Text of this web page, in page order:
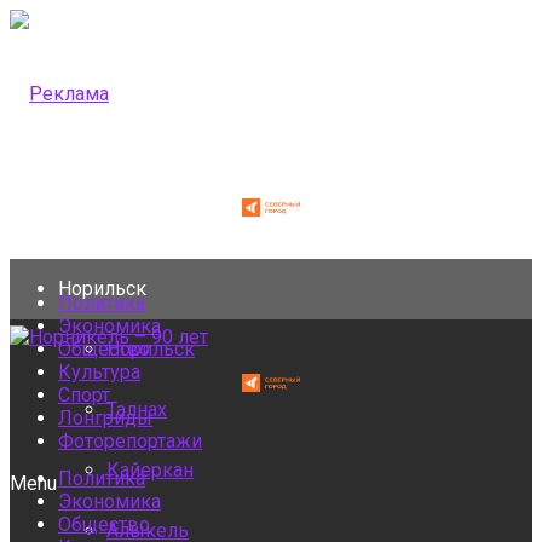
Политика
Экономика
Общество
Культура
Спорт
Лонгриды
Фоторепортажи
Menu
Норильск
Норильск
Талнах
Кайеркан
Алыкель
Политика
Экономика
Общество